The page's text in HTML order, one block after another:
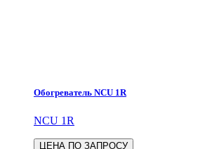
Обогреватель NCU 1R
NCU 1R
ЦЕНА ПО ЗАПРОСУ